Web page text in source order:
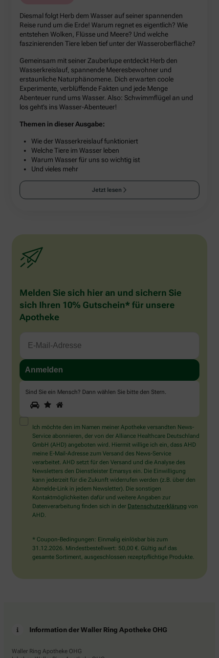
Diesmal folgt Herb dem Wasser auf seiner spannenden
Reise rund um die Erde! Warum regnet es eigentlich? Wie
entstehen Wolken, Flüsse und Meere? Und welche
faszinierenden Tiere leben tief unter der Wasseroberfläche?
Gemeinsam mit seiner Zauberlupe entdeckt Herb den
Wasserkreislauf, spannende Meeresbewohner und
erstaunliche Naturphänomene. Dich erwarten coole
Experimente, verblüffende Fakten und jede Menge
Abenteuer rund ums Wasser. Also: Schwimmflügel an und
los geht’s ins Wasser-Abenteuer!
Themen in dieser Ausgabe:
Wie der Wasserkreislauf funktioniert
Welche Tiere im Wasser leben
Warum Wasser für uns so wichtig ist
Und vieles mehr
Jetzt lesen
Melden Sie sich hier an und sichern Sie
sich Ihren 10% Gutschein* für unsere
Apotheke
Sind Sie ein Mensch? Dann wählen Sie bitte den Stern.
Sind
Sie
ein
Mensch?
Dann
wählen
Sie
bitte
den
Stern.
1 2
Ich möchte den im Namen meiner Apotheke versandten News-
Service abonnieren, der von der Alliance Healthcare Deutschland
GmbH (AHD) angeboten wird. Hiermit willige ich ein, dass AHD
meine E-Mail-Adresse zum Versand des News-Service
verarbeitet. AHD setzt für den Versand und die Analyse des
Newsletters den Dienstleister Emarsys ein. Die Einwilligung
kann jederzeit für die Zukunft widerrufen werden (z.B. über den
Abmelde-Link in jedem Newsletter). Die sonstigen
Kontaktmöglichkeiten dafür und weitere Angaben zur
Datenverarbeitung finden sich in der Datenschutzerklärung von
AHD.
* Coupon-Bedingungen: Einmalig einlösbar bis zum
31.12.2026. Mindestbestellwert: 50,00 €. Gültig auf das
gesamte Sortiment, ausgeschlossen rezeptpflichtige Produkte.
Information der Waller Ring Apotheke OHG
Waller Ring Apotheke OHG